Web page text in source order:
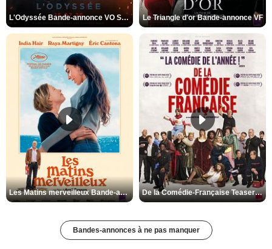
L'Odyssée Bande-annonce VO STFR Le Triangle d'or Bande-annonce VF
Les Matins merveilleux Bande-annonce VF De la Comédie-Française Teaser VF
Bandes-annonces à ne pas manquer